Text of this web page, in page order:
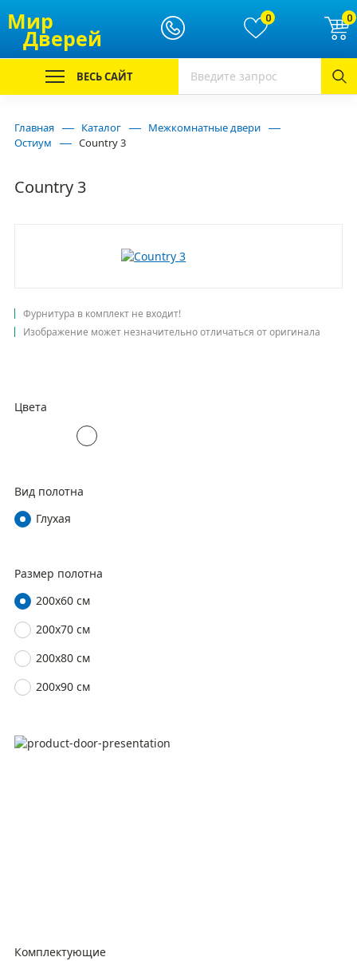
Мир
Дверей
0 0
ВЕСЬ САЙТ
Главная Каталог
Межкомнатные двери
Остиум
Country 3
Country 3
Фурнитура в комплект не входит!
Изображение может незначительно отличаться от оригинала
Цвета
Вид полотна
Глухая
Размер полотна
200х60 см
200х70 см
200х80 см
200х90 см
Комплектующие